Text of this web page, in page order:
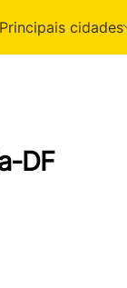
Principais cidades
DF